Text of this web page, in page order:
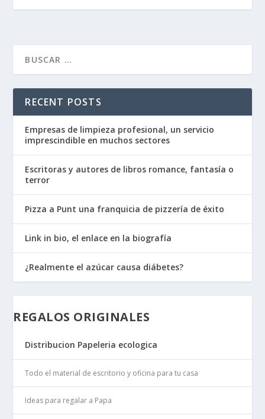
RECENT POSTS
Empresas de limpieza profesional, un servicio
imprescindible en muchos sectores
Escritoras y autores de libros romance, fantasía o
terror
Pizza a Punt una franquicia de pizzería de éxito
Link in bio, el enlace en la biografía
¿Realmente el azúcar causa diábetes?
REGALOS ORIGINALES
Distribucion Papeleria ecologica
Todo el material de escritorio y oficina para tu casa
Ideas para regalar a Papa